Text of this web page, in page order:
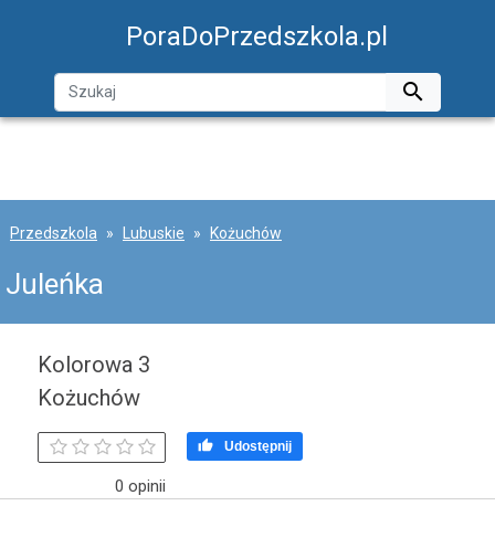
PoraDoPrzedszkola.pl

Przedszkola Lubuskie Kożuchów
Juleńka
Kolorowa 3
Kożuchów
0 opinii
 Udostępnij